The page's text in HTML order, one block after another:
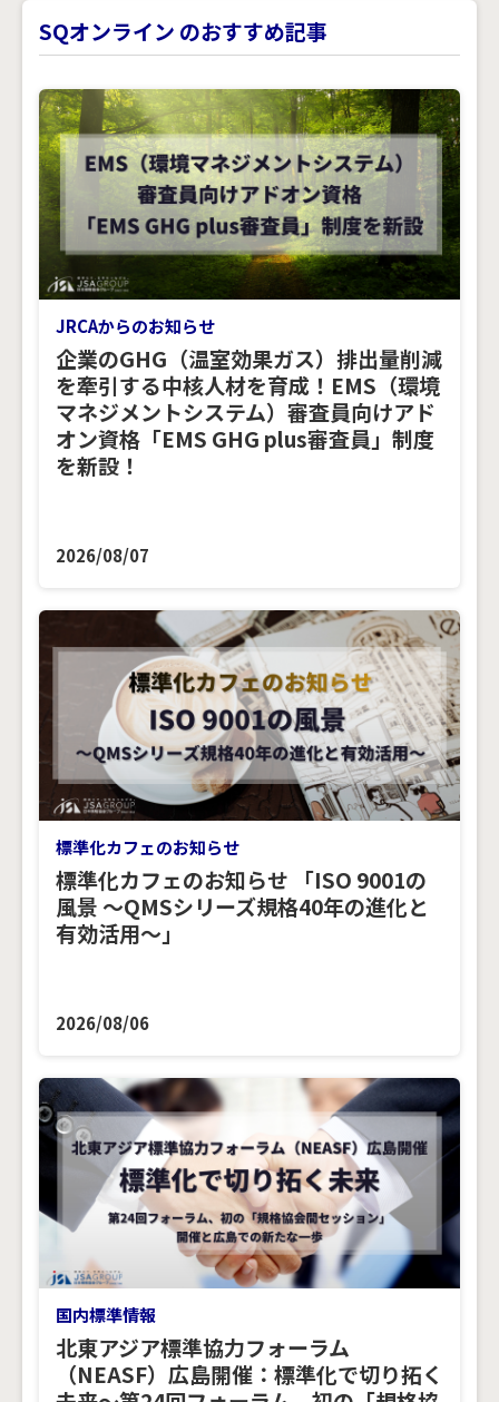
SQオンライン のおすすめ記事
JRCAからのお知らせ
企業のGHG（温室効果ガス）排出量削減
を牽引する中核人材を育成！EMS（環境
マネジメントシステム）審査員向けアド
オン資格「EMS GHG plus審査員」制度
を新設！
2026/08/07
標準化カフェのお知らせ
標準化カフェのお知らせ 「ISO 9001の
風景 ～QMSシリーズ規格40年の進化と
有効活用～」
2026/08/06
国内標準情報
北東アジア標準協力フォーラム
（NEASF）広島開催：標準化で切り拓く